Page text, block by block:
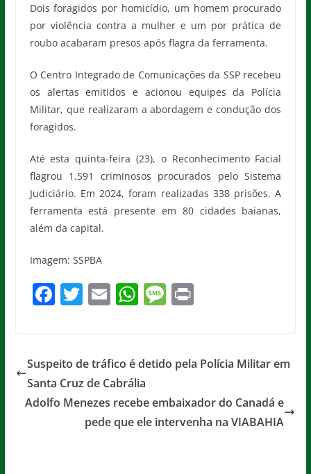
Dois foragidos por homicídio, um homem procurado
por violência contra a mulher e um por prática de
roubo acabaram presos após flagra da ferramenta.
O Centro Integrado de Comunicações da SSP recebeu
os alertas emitidos e acionou equipes da Polícia
Militar, que realizaram a abordagem e condução dos
foragidos.
Até esta quinta-feira (23), o Reconhecimento Facial
flagrou 1.591 criminosos procurados pelo Sistema
Judiciário. Em 2024, foram realizadas 338 prisões. A
ferramenta está presente em 80 cidades baianas,
além da capital.
Imagem: SSPBA
F
e
b
o
T
er
E
l
W
s
A
p
p
M
a
e
Pr
Suspeito de tráfico é detido pela Polícia Militar em
Santa Cruz de Cabrália
Adolfo Menezes recebe embaixador do Canadá e
pede que ele intervenha na VIABAHIA